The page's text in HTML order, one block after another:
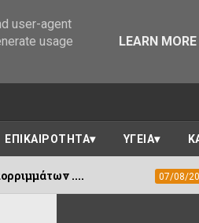
ΕΠΙΚΑΙΡΟΤΗΤΑ ΥΓΕΙΑ
07/08/2026
user-agent
usage
LEARN MORE